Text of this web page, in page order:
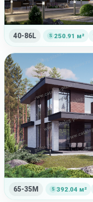
40-86L 250.91 м²
65-35M 392.04 м²